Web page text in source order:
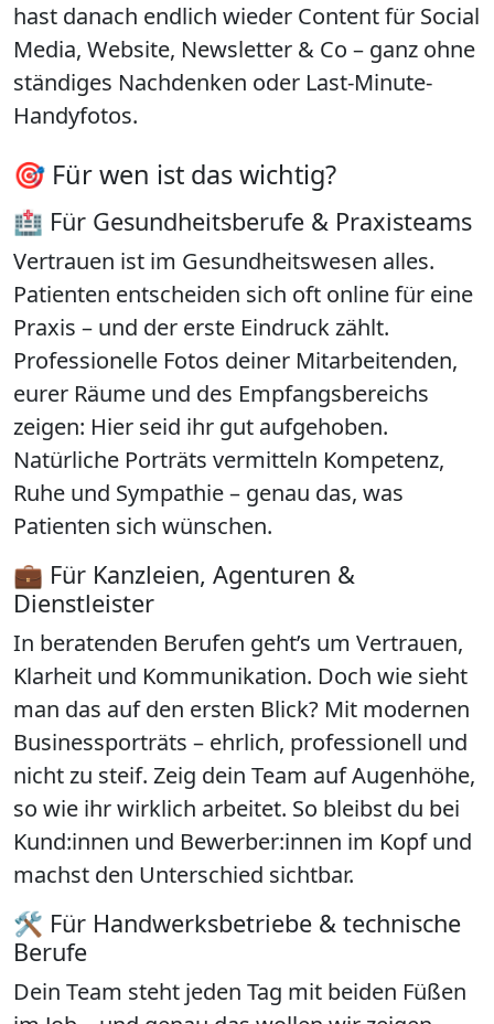
hast danach endlich wieder Content für Social
Media, Website, Newsletter & Co – ganz ohne
ständiges Nachdenken oder Last-Minute-
Handyfotos.
🎯 Für wen ist das wichtig?
🏥 Für Gesundheitsberufe & Praxisteams
Vertrauen ist im Gesundheitswesen alles.
Patienten entscheiden sich oft online für eine
Praxis – und der erste Eindruck zählt.
Professionelle Fotos deiner Mitarbeitenden,
eurer Räume und des Empfangsbereichs
zeigen: Hier seid ihr gut aufgehoben.
Natürliche Porträts vermitteln Kompetenz,
Ruhe und Sympathie – genau das, was
Patienten sich wünschen.
💼 Für Kanzleien, Agenturen &
Dienstleister
In beratenden Berufen geht’s um Vertrauen,
Klarheit und Kommunikation. Doch wie sieht
man das auf den ersten Blick? Mit modernen
Businessporträts – ehrlich, professionell und
nicht zu steif. Zeig dein Team auf Augenhöhe,
so wie ihr wirklich arbeitet. So bleibst du bei
Kund:innen und Bewerber:innen im Kopf und
machst den Unterschied sichtbar.
🛠️ Für Handwerksbetriebe & technische
Berufe
Dein Team steht jeden Tag mit beiden Füßen